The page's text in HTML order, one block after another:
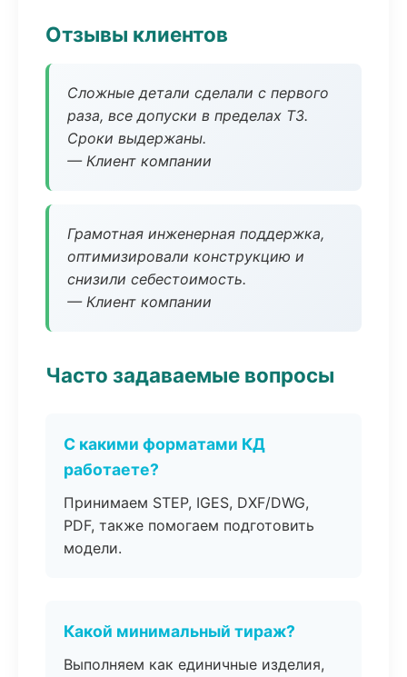
Отзывы клиентов
Сложные детали сделали с первого
раза, все допуски в пределах ТЗ.
Сроки выдержаны.
— Клиент компании
Грамотная инженерная поддержка,
оптимизировали конструкцию и
снизили себестоимость.
— Клиент компании
Часто задаваемые вопросы
С какими форматами КД
работаете?
Принимаем STEP, IGES, DXF/DWG,
PDF, также помогаем подготовить
модели.
Какой минимальный тираж?
Выполняем как единичные изделия,